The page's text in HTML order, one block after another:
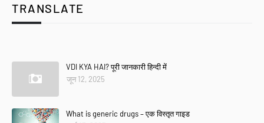
TRANSLATE
VDI KYA HAI? पूरी जानकारी हिन्दी में
जून 12, 2025
What is generic drugs – एक विस्तृत गाइड